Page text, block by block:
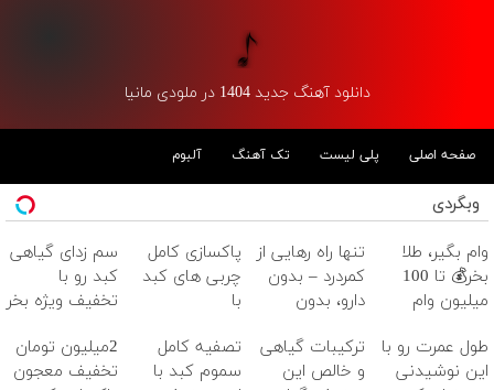
دانلود آهنگ جدید 1404 در ملودی مانیا
صفحه اصلی پلی لیست تک آهنگ آلبوم
وبگردی
وام بگیر، طلا
بخر💰 تا 100
میلیون وام
ضامن
تنها راه رهایی از
کمردرد – بدون
دارو، بدون
کن»
پاکسازی کامل
چربی های کبد
با
سم زدای گیاهی
کبد رو با
تخفیف ویژه بخر
طول عمرت رو با
این نوشیدنی
ترکیبات گیاهی
و خالص این
تصفیه کامل
سموم کبد با
2میلیون تومان
تخفیف معجون